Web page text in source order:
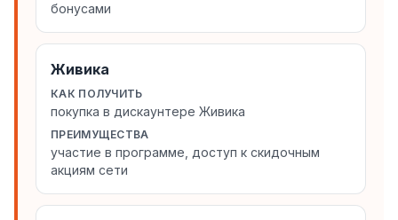
бонусами
Живика
КАК ПОЛУЧИТЬ
покупка в дискаунтере Живика
ПРЕИМУЩЕСТВА
участие в программе, доступ к скидочным
акциям сети